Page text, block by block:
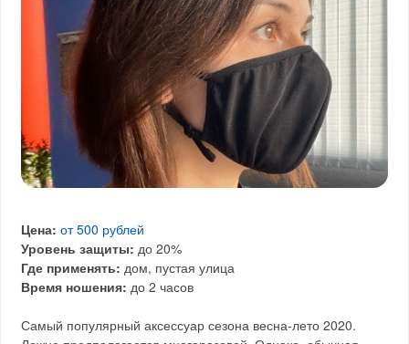
Цена: от 500 рублей
Уровень защиты: до 20%
Где применять: дом, пустая улица
Время ношения: до 2 часов
Самый популярный аксессуар сезона весна-лето 2020.